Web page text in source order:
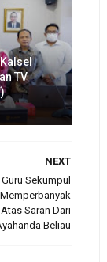
Kalsel
TV
NEXT
Sekumpul
Saran Dari
Beliau